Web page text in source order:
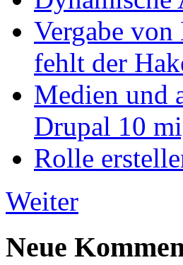
Vergabe
fehlt der
Medien und
Drupal 10
Rolle
Weiter
Neue